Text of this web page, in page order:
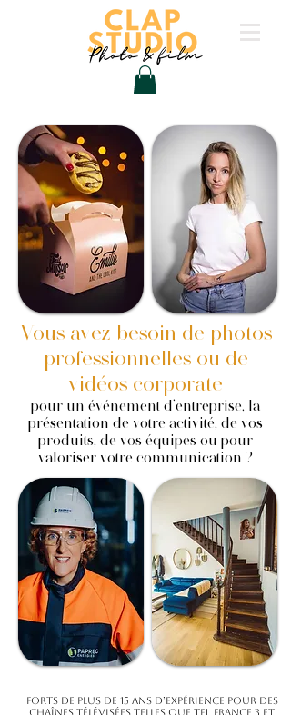
Vous avez besoin de photos
professionnelles ou de
vidéos corporate
pour un événement d’entreprise, la
présentation de votre activité, de vos
produits, de vos équipes ou pour
valoriser votre communication ?
Forts de plus de 15 ans d’expérience pour des